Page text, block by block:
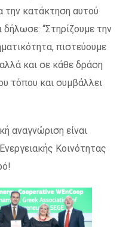
την κατάκτηση αυτού
δήλωσε: “Στηρίζουμε την
πιστεύουμε
και σε κάθε δράση
τόπου και συμβάλλει
αναγνώριση είναι
Κοινότητας